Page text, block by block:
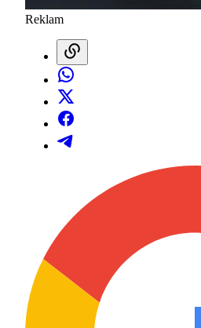
Reklam